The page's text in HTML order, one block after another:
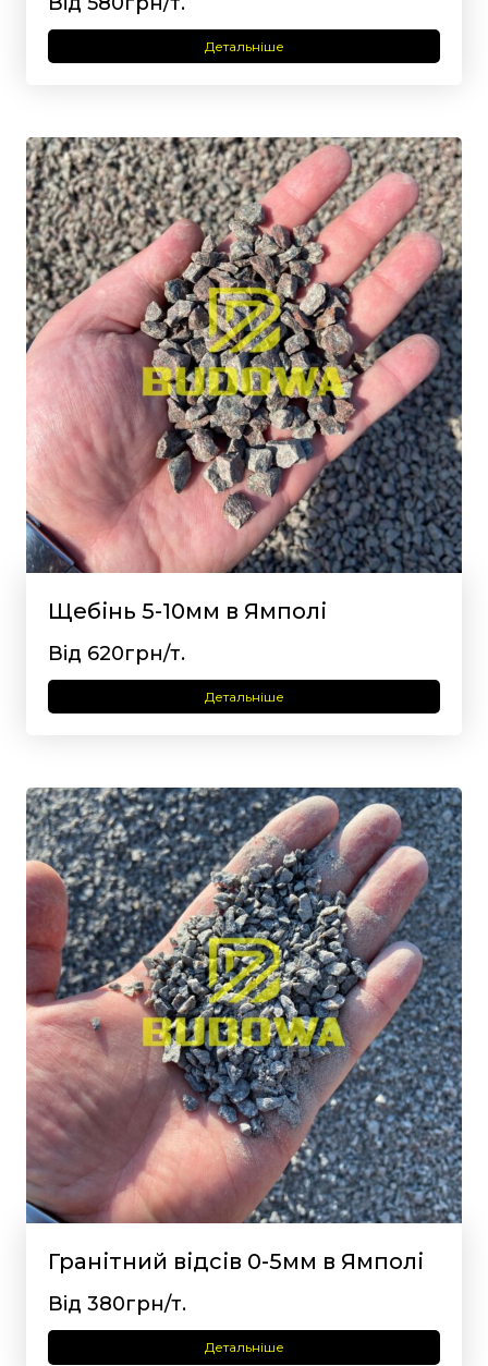
Детальніше
Щебінь 5-10мм в Ямполі
Від 620грн/т.
Детальніше
Гранітний відсів 0-5мм в Ямполі
Від 380грн/т.
Детальніше